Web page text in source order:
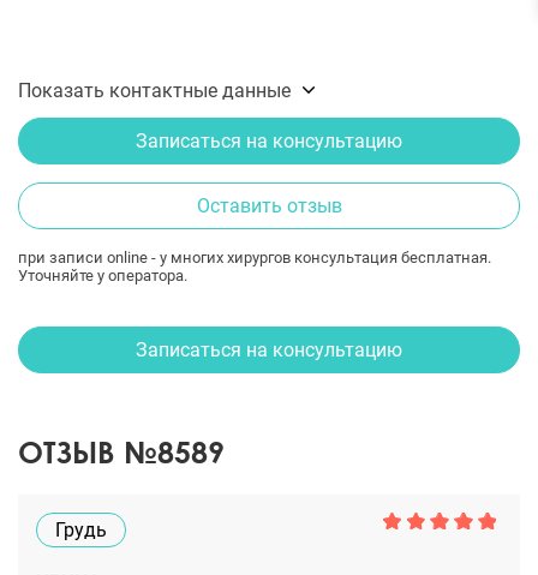
Показать контактные данные
Записаться на консультацию
Оставить отзыв
при записи online - у многих хирургов консультация бесплатная.
Уточняйте у оператора.
Записаться на консультацию
ОТЗЫВ №8589
Грудь